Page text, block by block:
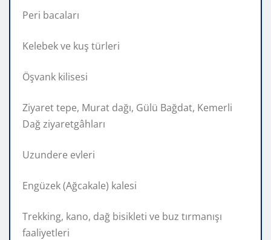
Peri bacaları
Kelebek ve kuş türleri
Öşvank kilisesi
Ziyaret tepe, Murat dağı, Gülü Bağdat, Kemerli
Dağ ziyaretgâhları
Uzundere evleri
Engüzek (Ağcakale) kalesi
Trekking, kano, dağ bisikleti ve buz tırmanışı
faaliyetleri